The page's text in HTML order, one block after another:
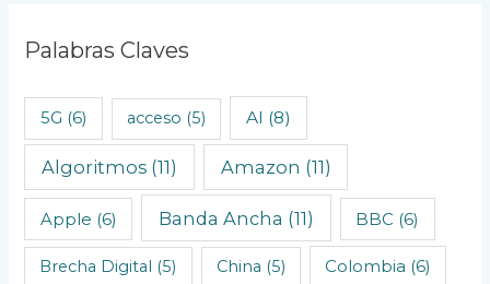
c
o
C
Palabras Claves
5G (6) acceso (5) AI (8)
Algoritmos (11) Amazon (11)
Apple (6) Banda Ancha (11) BBC (6)
Brecha Digital (5) China (5) Colombia (6)